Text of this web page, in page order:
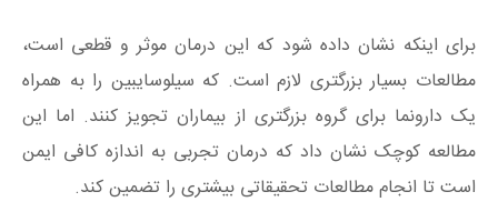
برای اینکه نشان داده شود که این درمان موثر و قطعی است،
مطالعات بسیار بزرگتری لازم است. که سیلوسایبین را به همراه
یک دارونما برای گروه بزرگتری از بیماران تجویز کنند. اما این
مطالعه کوچک نشان داد که درمان تجربی به اندازه کافی ایمن
است تا انجام مطالعات تحقیقاتی بیشتری را تضمین کند.